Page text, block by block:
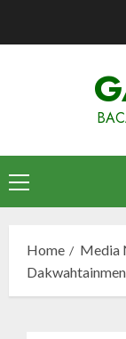
Primary
Menu
Home Media